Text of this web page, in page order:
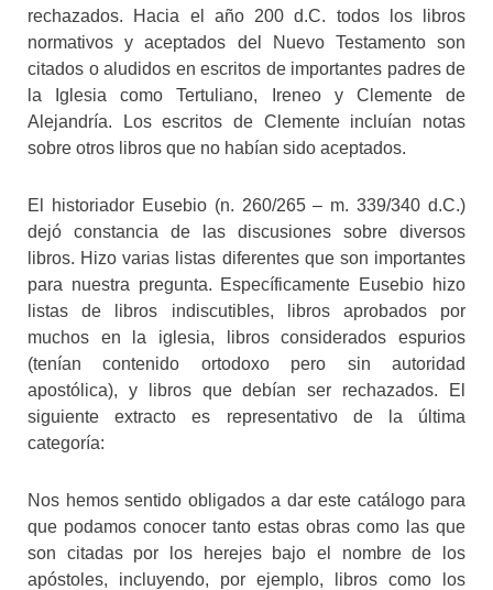
rechazados. Hacia el año 200 d.C. todos los libros
normativos y aceptados del Nuevo Testamento son
citados o aludidos en escritos de importantes padres de
la Iglesia como Tertuliano, Ireneo y Clemente de
Alejandría. Los escritos de Clemente incluían notas
sobre otros libros que no habían sido aceptados.
El historiador Eusebio (n. 260/265 – m. 339/340 d.C.)
dejó constancia de las discusiones sobre diversos
libros. Hizo varias listas diferentes que son importantes
para nuestra pregunta. Específicamente Eusebio hizo
listas de libros indiscutibles, libros aprobados por
muchos en la iglesia, libros considerados espurios
(tenían contenido ortodoxo pero sin autoridad
apostólica), y libros que debían ser rechazados. El
siguiente extracto es representativo de la última
categoría:
Nos hemos sentido obligados a dar este catálogo para
que podamos conocer tanto estas obras como las que
son citadas por los herejes bajo el nombre de los
apóstoles, incluyendo, por ejemplo, libros como los